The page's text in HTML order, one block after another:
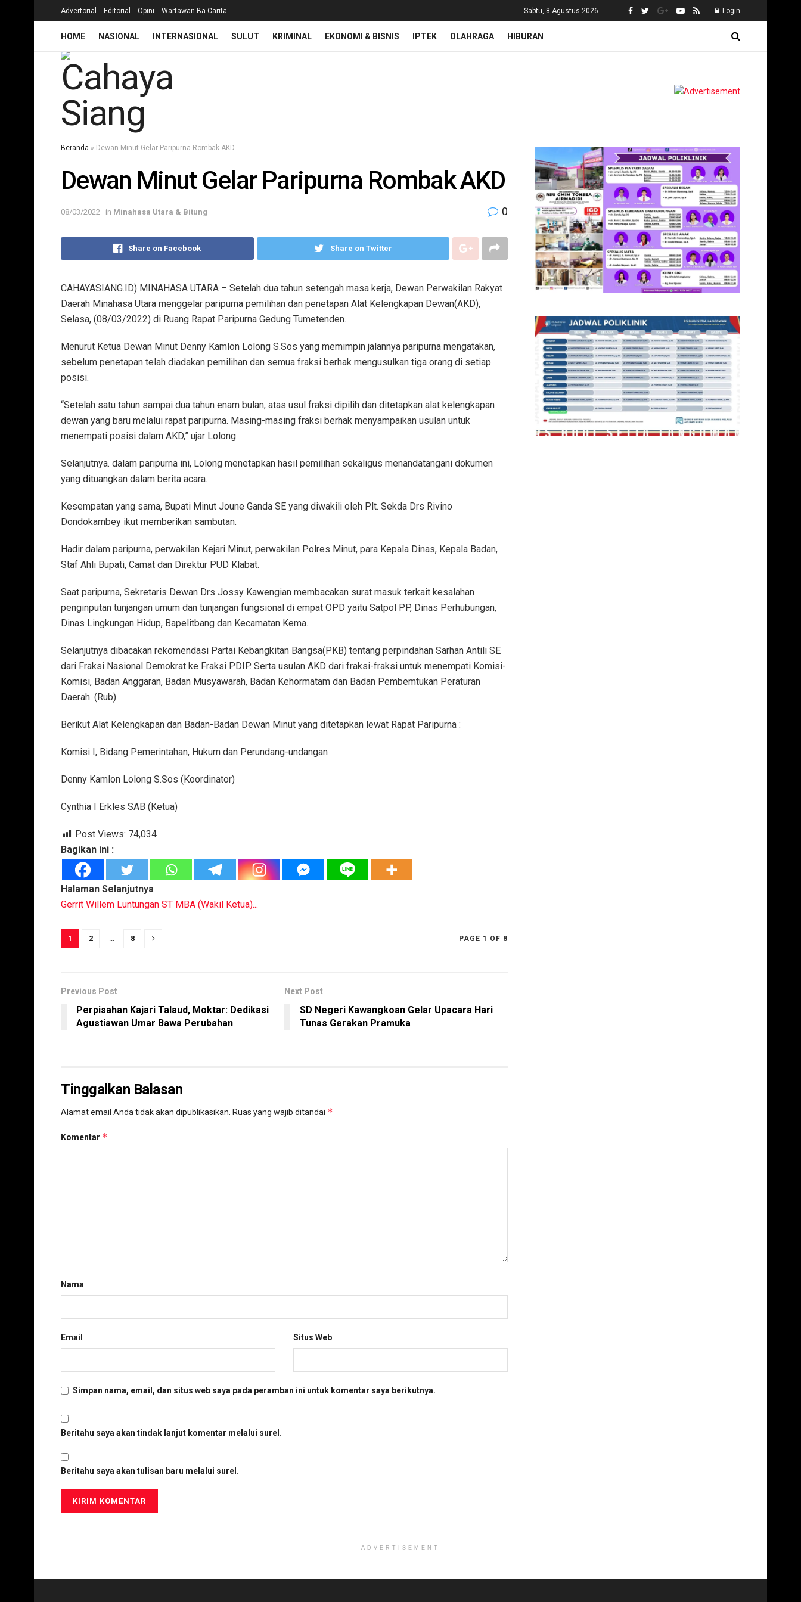
Advertorial Editorial Opini Wartawan Ba Carita Sabtu, 8 Agustus 2026 Login
HOME NASIONAL INTERNASIONAL SULUT KRIMINAL EKONOMI & BISNIS IPTEK OLAHRAGA HIBURAN
Beranda » Dewan Minut Gelar Paripurna Rombak AKD
Dewan Minut Gelar Paripurna Rombak AKD
08/03/2022 in Minahasa Utara & Bitung 0
Share on Facebook Share on Twitter
CAHAYASIANG.ID) MINAHASA UTARA – Setelah dua tahun setengah masa kerja, Dewan Perwakilan Rakyat
Daerah Minahasa Utara menggelar paripurna pemilihan dan penetapan Alat Kelengkapan Dewan(AKD),
Selasa, (08/03/2022) di Ruang Rapat Paripurna Gedung Tumetenden.
Menurut Ketua Dewan Minut Denny Kamlon Lolong S.Sos yang memimpin jalannya paripurna mengatakan,
sebelum penetapan telah diadakan pemilihan dan semua fraksi berhak mengusulkan tiga orang di setiap
posisi.
“Setelah satu tahun sampai dua tahun enam bulan, atas usul fraksi dipilih dan ditetapkan alat kelengkapan
dewan yang baru melalui rapat paripurna. Masing-masing fraksi berhak menyampaikan usulan untuk
menempati posisi dalam AKD,” ujar Lolong.
Selanjutnya. dalam paripurna ini, Lolong menetapkan hasil pemilihan sekaligus menandatangani dokumen
yang dituangkan dalam berita acara.
Kesempatan yang sama, Bupati Minut Joune Ganda SE yang diwakili oleh Plt. Sekda Drs Rivino
Dondokambey ikut memberikan sambutan.
Hadir dalam paripurna, perwakilan Kejari Minut, perwakilan Polres Minut, para Kepala Dinas, Kepala Badan,
Staf Ahli Bupati, Camat dan Direktur PUD Klabat.
Saat paripurna, Sekretaris Dewan Drs Jossy Kawengian membacakan surat masuk terkait kesalahan
penginputan tunjangan umum dan tunjangan fungsional di empat OPD yaitu Satpol PP, Dinas Perhubungan,
Dinas Lingkungan Hidup, Bapelitbang dan Kecamatan Kema.
Selanjutnya dibacakan rekomendasi Partai Kebangkitan Bangsa(PKB) tentang perpindahan Sarhan Antili SE
dari Fraksi Nasional Demokrat ke Fraksi PDIP. Serta usulan AKD dari fraksi-fraksi untuk menempati Komisi-
Komisi, Badan Anggaran, Badan Musyawarah, Badan Kehormatam dan Badan Pembemtukan Peraturan
Daerah. (Rub)
Berikut Alat Kelengkapan dan Badan-Badan Dewan Minut yang ditetapkan lewat Rapat Paripurna :
Komisi I, Bidang Pemerintahan, Hukum dan Perundang-undangan
Denny Kamlon Lolong S.Sos (Koordinator)
Cynthia I Erkles SAB (Ketua)
Post Views: 74,034
Bagikan ini :
Halaman Selanjutnya
Gerrit Willem Luntungan ST MBA (Wakil Ketua)...
PAGE 1 OF 8
1 2 8
Previous Post
Perpisahan Kajari Talaud, Moktar: Dedikasi
Agustiawan Umar Bawa Perubahan
Next Post
SD Negeri Kawangkoan Gelar Upacara Hari
Tunas Gerakan Pramuka
Tinggalkan Balasan
Alamat email Anda tidak akan dipublikasikan. Ruas yang wajib ditandai *
Komentar *
Nama
Email Situs Web
Simpan nama, email, dan situs web saya pada peramban ini untuk komentar saya berikutnya.
Beritahu saya akan tindak lanjut komentar melalui surel.
Beritahu saya akan tulisan baru melalui surel.
ADVERTISEMENT